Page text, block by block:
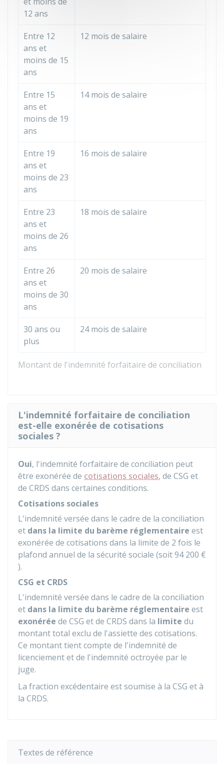
Montant de l'indemnité forfaitaire de conciliation
12 ans
Entre 12
ans et
moins de 15
ans
12 mois de salaire
Entre 15
ans et
moins de 19
ans
14 mois de salaire
Entre 19
ans et
moins de 23
ans
16 mois de salaire
Entre 23
ans et
moins de 26
ans
18 mois de salaire
Entre 26
ans et
moins de 30
ans
20 mois de salaire
30 ans ou
plus
24 mois de salaire
L'indemnité forfaitaire de conciliation
est-elle exonérée de cotisations
sociales ?
Oui, l'indemnité forfaitaire de conciliation peut
être exonérée de cotisations sociales, de CSG et
de CRDS dans certaines conditions.
Cotisations sociales
L'indemnité versée dans le cadre de la conciliation
et dans la limite du barème réglementaire est
exonérée de cotisations dans la limite de 2 fois le
plafond annuel de la sécurité sociale (soit94 200 €
).
CSG et CRDS
L'indemnité versée dans le cadre de la conciliation
et dans la limite du barème réglementaire est
exonérée de CSG et de CRDS dans la limite du
montant total exclu de l'assiette des cotisations.
Ce montant tient compte de l'indemnité de
licenciement et de l'indemnité octroyée par le
juge.
La fraction excédentaire est soumise à la CSG et à
la CRDS.
Textes de référence